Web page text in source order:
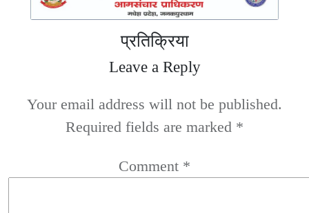
प्रतिक्रिया
Leave a Reply
Your email address will not be published.
Required fields are marked *
Comment *